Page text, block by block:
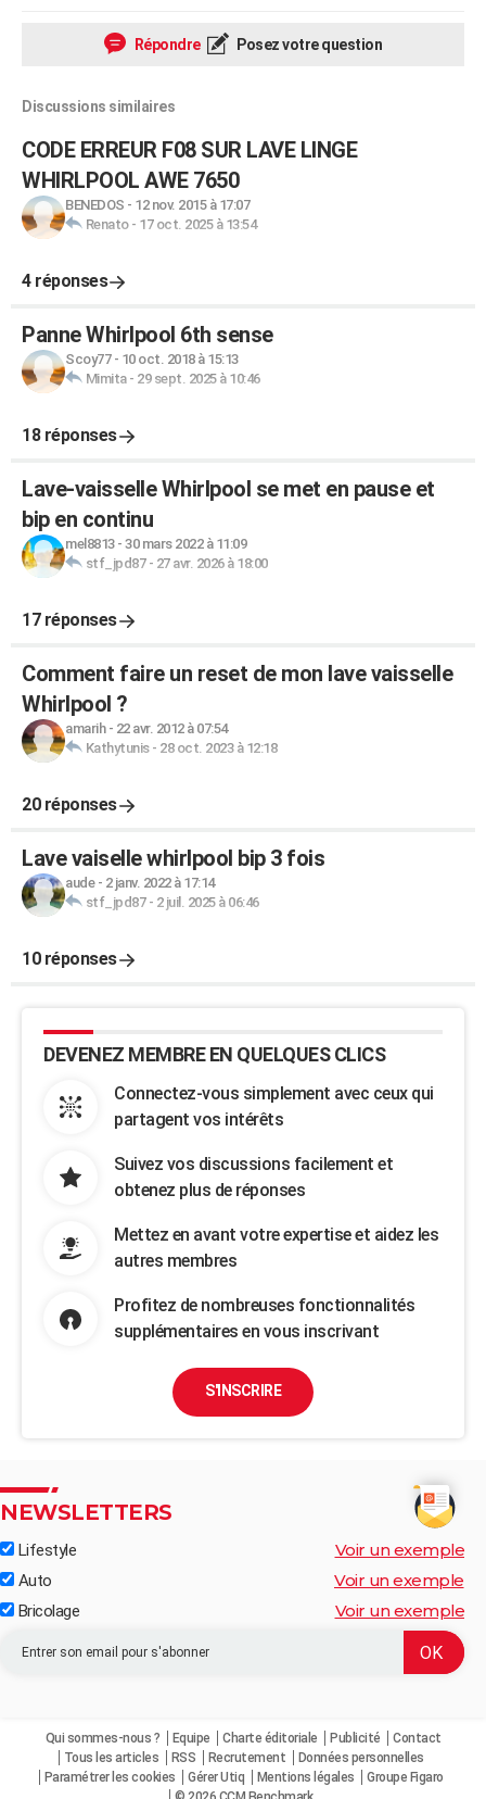
Répondre Posez votre question
Discussions similaires
CODE ERREUR F08 SUR LAVE LINGE
WHIRLPOOL AWE 7650
BENEDOS - 12 nov. 2015 à 17:07
Renato- 17 oct. 2025 à 13:54
4 réponses
Panne Whirlpool 6th sense
Scoy77- 10 oct. 2018 à 15:13
Mimita- 29 sept. 2025 à 10:46
18 réponses
Lave-vaisselle Whirlpool se met en pause et
bip en continu
mel8813- 30 mars 2022 à 11:09
stf_jpd87- 27 avr. 2026 à 18:00
17 réponses
Comment faire un reset de mon lave vaisselle
Whirlpool ?
amarih- 22 avr. 2012 à 07:54
Kathytunis- 28 oct. 2023 à 12:18
20 réponses
Lave vaiselle whirlpool bip 3 fois
aude- 2 janv. 2022 à 17:14
stf_jpd87- 2 juil. 2025 à 06:46
10 réponses
DEVENEZ MEMBRE EN QUELQUES CLICS
Connectez-vous simplement avec ceux qui
partagent vos intérêts
Suivez vos discussions facilement et
obtenez plus de réponses
Mettez en avant votre expertise et aidez les
autres membres
Profitez de nombreuses fonctionnalités
supplémentaires en vous inscrivant
S'INSCRIRE
NEWSLETTERS
Lifestyle Voir un exemple
Auto Voir un exemple
Bricolage Voir un exemple
Qui sommes-nous ? Equipe Charte éditoriale Publicité
Contact
Tous les articles
RSS Recrutement
Données personnelles
Paramétrer les cookies
Gérer Utiq Mentions légales
Groupe Figaro